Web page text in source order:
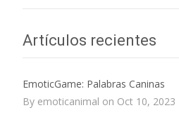
Artículos recientes
EmoticGame: Palabras Caninas
By emoticanimal on Oct 10, 2023